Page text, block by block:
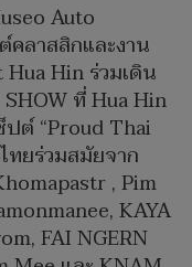
Auto
ลาสสิกและงาน
Hin ร่วมเดิน
ที่ Hua Hin
ต์ “Proud Thai
ทยร่วมสมัยจาก
, Pim
KAYA
FAI NGERN